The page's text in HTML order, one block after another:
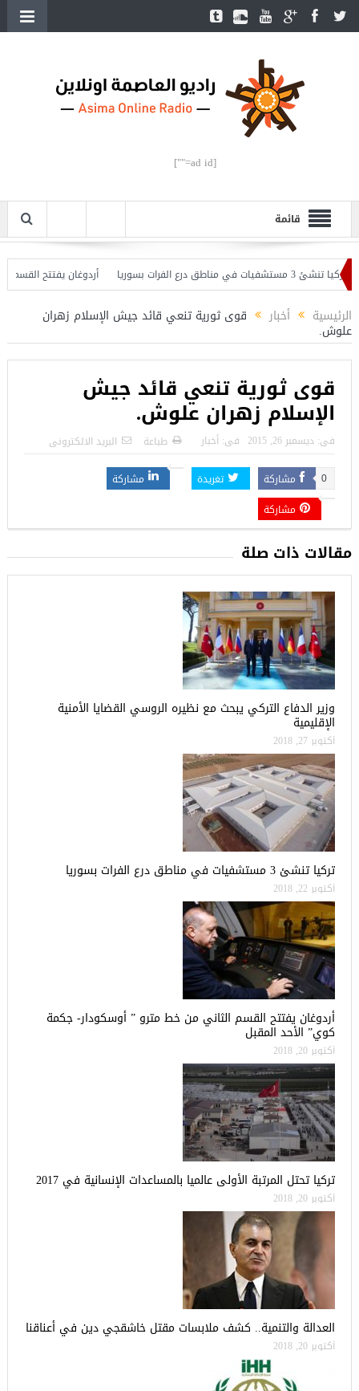
[ad id=""]
قائمة
3 مستشفيات في مناطق درع الفرات بسوريا
أردوغان يفتتح القسم
الرئيسية أخبار قوى ثورية تنعي قائد جيش الإسلام زهران
علوش.
قوى ثورية تنعي قائد جيش
الإسلام زهران علوش.
فى: ديسمبر 26, 2015 فى: أخبار طباعة البريد الالكترونى
مشاركة 0 تغريدة
مشاركة
مشاركة
مقالات ذات صلة
وزير الدفاع التركي يبحث مع نظيره الروسي القضايا الأمنية
الإقليمية
أكتوبر 27, 2018
تركيا تنشئ 3 مستشفيات في مناطق درع الفرات بسوريا
أكتوبر 22, 2018
أردوغان يفتتح القسم الثاني من خط مترو ” أوسكودار- جكمة
كوي” الأحد المقبل
أكتوبر 20, 2018
تركيا تحتل المرتبة الأولى عالميا بالمساعدات الإنسانية في 2017
أكتوبر 20, 2018
العدالة والتنمية.. كشف ملابسات مقتل خاشقجي دين في أعناقنا
أكتوبر 20, 2018